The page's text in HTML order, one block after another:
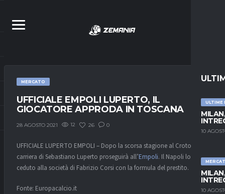
ULTIME
10
10
MERCATO
UFFICIALE EMPOLI LUPERTO, IL
GIOCATORE APPRODA IN TOSCANA
28 AGOSTO 2021 12 26 0
UFFICIALE LUPERTO EMPOLI – Dopo la scorsa stagione al Crotone, la
carriera di Sebastiano Luperto proseguirà all’Empoli. Il Napoli lo ha
ceduto alla società di Fabrizio Corsi con la formula del prestito.
Fonte: Europacalcio.it